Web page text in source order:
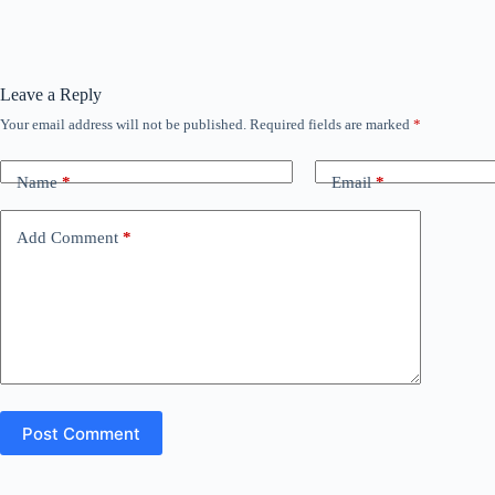
Leave a Reply
Your email address will not be published. Required fields are marked *
Name* Email*
Add Comment *
Post Comment